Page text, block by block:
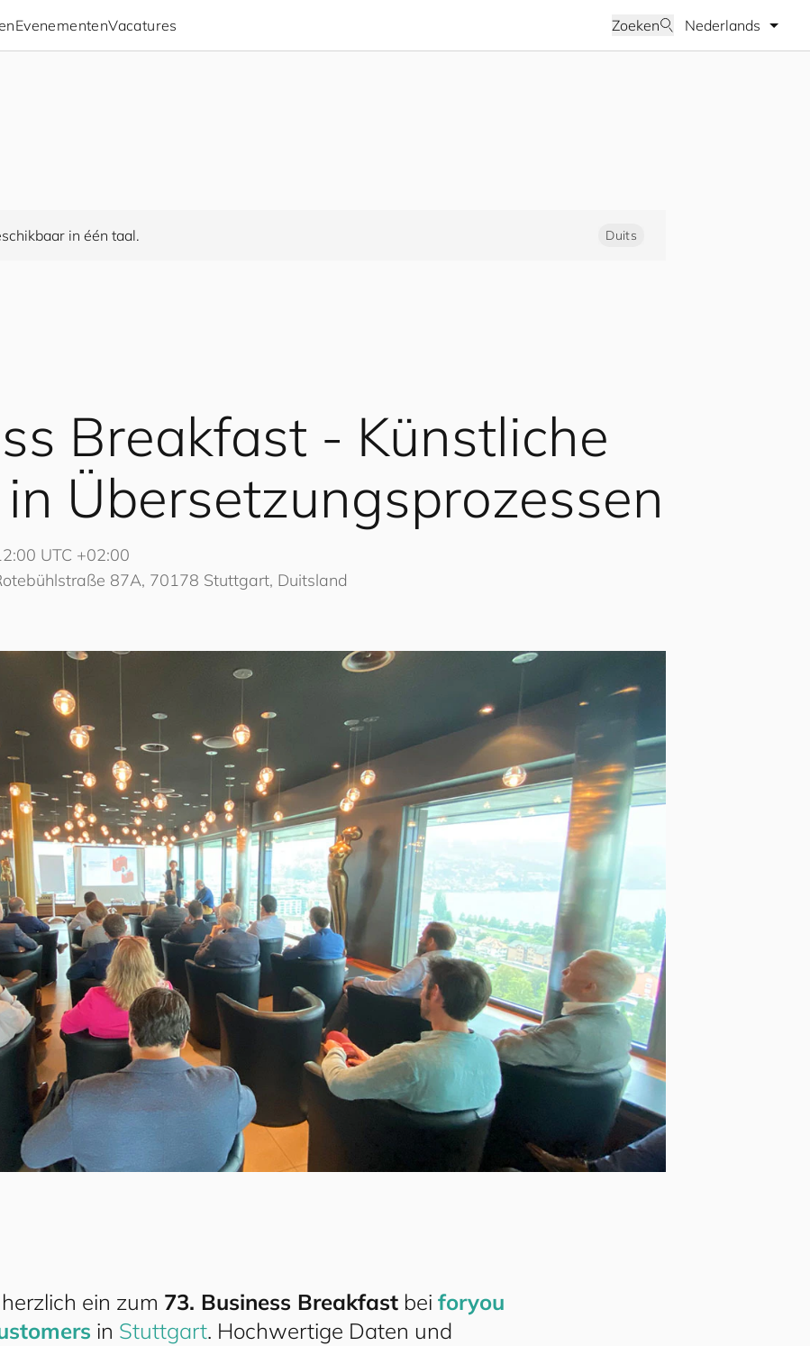
EvenementenVacatures Zoeken Selecteer taal
in één taal. Duits
Breakfast - Künstliche
Übersetzungsprozessen
UTC +02:00
87A, 70178 Stuttgart, Duitsland
ein zum 73. Business Breakfastbei for​you​
in Stuttgart. Hochwertige Daten und